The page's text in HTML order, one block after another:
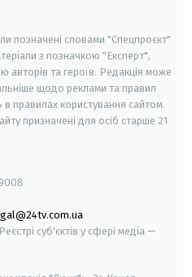
позначені словами "Спецпроєкт"
з позначкою "Експерт",
авторів та героїв. Редакція може
щодо реклами та правил
правилах користування сайтом.
призначені для осіб старше 21
суб'єктів у сфері медіа —